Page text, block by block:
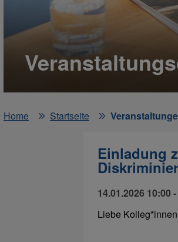
Home
Startseite
Einladung
14.01.2026 10:00
Liebe